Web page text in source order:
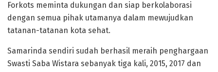
Forkots meminta dukungan dan siap berkolaborasi
dengan semua pihak utamanya dalam mewujudkan
tatanan-tatanan kota sehat.
Samarinda sendiri sudah berhasil meraih penghargaan
Swasti Saba Wistara sebanyak tiga kali, 2015, 2017 dan